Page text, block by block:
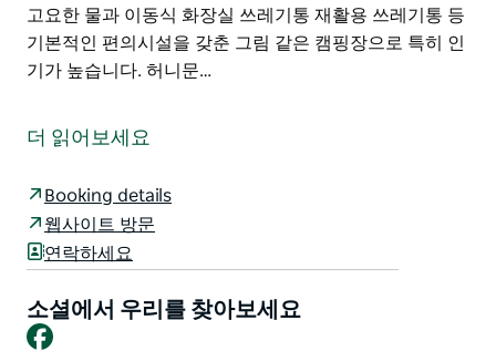
고요한 물과 이동식 화장실 쓰레기통 재활용 쓰레기통 등
기본적인 편의시설을 갖춘 그림 같은 캠핑장으로 특히 인
기가 높습니다. 허니문…
크로프트 웨폰스 레인지(BWR) 내에 있습니다. 이 작고 한
좋은 곳입니다. 포인트 퍼펜디큘러 등대 도로를 따라 커라
롱 외곽에서 약 10km 떨어져 있습니다.
이 지역은 일반적으로 주말과 뉴사우스웨일즈 주 공휴일
및 학교 방학 기간에는 일반인에게 개방되지만 주차장이
만차이거나 월요일부터 금요일까지 국방 훈련으로 인해
더 읽어보세요
Booking details
웹사이트 방문
연락하세요
소셜에서 우리를 찾아보세요
Facebook